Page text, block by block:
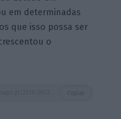
em determinadas
que isso possa ser
o